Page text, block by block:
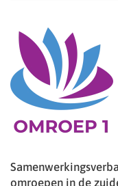
omroepen in de